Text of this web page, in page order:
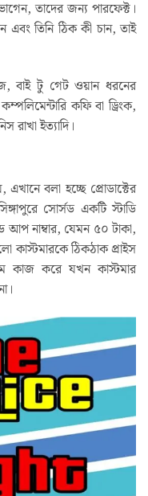
তাদের জন্য পারফেক্ট।
এবং তিনি ঠিক কী চান, তাই
বাই টু গেট ওয়ান ধরনের
কফি বা ড্রিংক,
রাখা ইত্যাদি।
বলা হচ্ছে প্রোডাক্টের
সোর্সড একটি স্টাডি
আপ নাম্বার, যেমন ৫০ টাকা,
কাস্টমারকে ঠিকঠাক প্রাইস
কাজ করে যখন কাস্টমার